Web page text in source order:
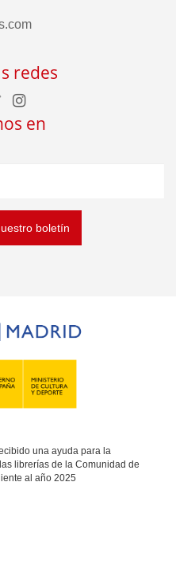
redes
en
boletín
una ayuda para la
librerías de la Comunidad de
al año 2025